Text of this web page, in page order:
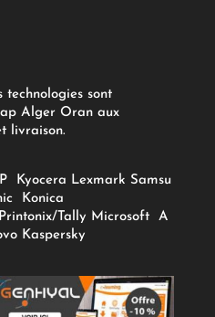
technologies sont
Alger Oran aux
livraison.
Kyocera Lexmark Samsu
Konica
Printonix/Tally Microsoft
A
Kaspersky